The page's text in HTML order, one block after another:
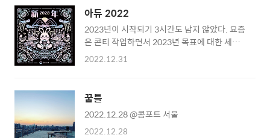
깨 재활을 봄에 멈추고 수영하겠다고 했으나 수
영복만 사고 시작도 못하고. 9월부터 탁구 시작,
주마다 오산에서 엄마랑 탁구..
Living! Aliexpress.com
ko.aliexpress.com 스토리보드 그리기에 갑
자기 꽂혀서 도움이 될까 해서 피규어를 샀다.
원래 가격은 5만원대인데 중국 짝퉁으로 알리
에서 남녀 피규어 세트로 16,634원짜리를 구입
계속 쓰러진다. 하지만 사진보다 더 조악하다는
거. 그리고 13cm는 좀 작다. 싼 게 비지떡.. 일
단 샀으니 어떻게..
아듀 2022
2023년이 시작되기 3시간도 남지 않았다. 요즘
은 콘티 작업하면서 2023년 목표에 대한 세부
적 계획들을 세우고 있다. 좀 더 간단하고 달성
높은 편이라 낮은 금리의 예금들과 만기된 예금
들을 정리하고 4.25%짜리 우체국 적금을 하나
더 늘렸다. 올해도 비록 예상 목표치를 달성하지
못했지만 그래도 가까워졌다. 내년에는 물가도
2022.12.31
꿈틀
2022.12.28 @콤포트 서울
2022.12.28